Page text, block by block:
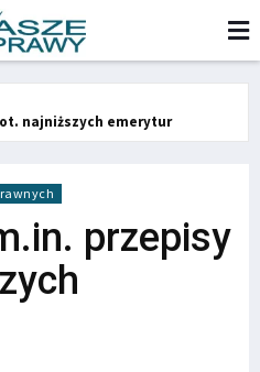
najniższych emerytur
przepisy